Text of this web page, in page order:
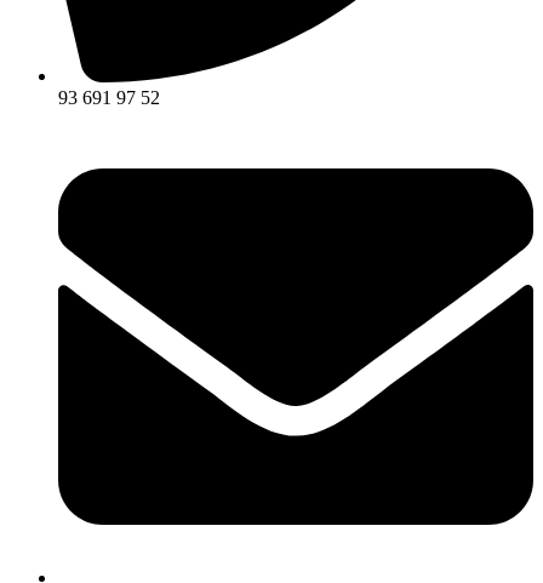
93 691 97 52